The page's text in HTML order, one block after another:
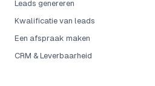
Leads genereren
Kwalificatie van leads
Een afspraak maken
CRM & Leverbaarheid